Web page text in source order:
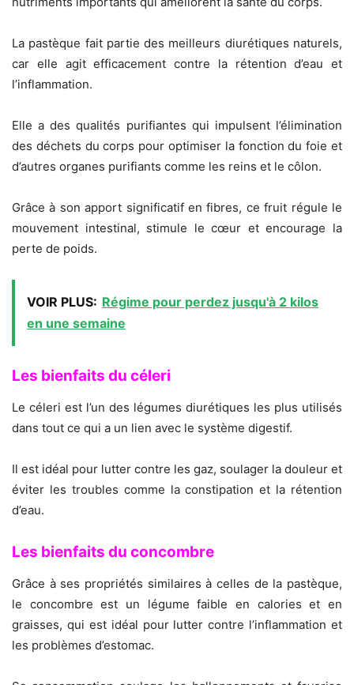
La pastèque fait partie des meilleurs diurétiques naturels,
car elle agit efficacement contre la rétention d’eau et
l’inflammation.
Elle a des qualités purifiantes qui impulsent l’élimination
des déchets du corps pour optimiser la fonction du foie et
d’autres organes purifiants comme les reins et le côlon.
Grâce à son apport significatif en fibres, ce fruit régule le
mouvement intestinal, stimule le cœur et encourage la
perte de poids.
VOIR PLUS: Régime pour perdez jusqu'à 2 kilos
en une semaine
Les bienfaits du céleri
Le céleri est l’un des légumes diurétiques les plus utilisés
dans tout ce qui a un lien avec le système digestif.
Il est idéal pour lutter contre les gaz, soulager la douleur et
éviter les troubles comme la constipation et la rétention
d’eau.
Les bienfaits du concombre
Grâce à ses propriétés similaires à celles de la pastèque,
le concombre est un légume faible en calories et en
graisses, qui est idéal pour lutter contre l’inflammation et
les problèmes d’estomac.